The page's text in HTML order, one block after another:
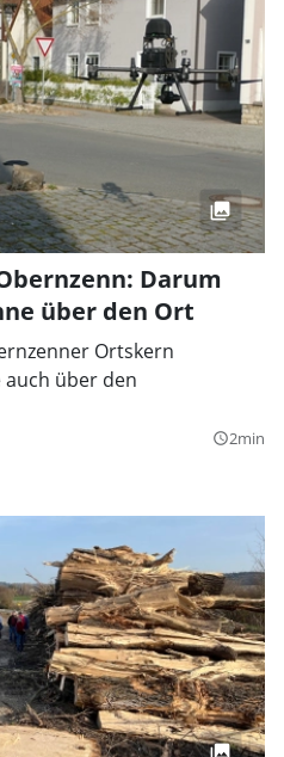
Darum
über den Ort
Ortskern
auch über den
query_builder2min